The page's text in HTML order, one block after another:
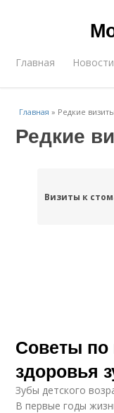
Главная Новости
Главная » Редкие визиты
Редкие
Визиты к
Советы
здоровья
Зубы детского
В первые годы